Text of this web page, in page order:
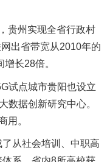
贵州实现全省行政村
出省带宽从2010年的
长28倍。
试点城市贵阳也设立
数据创新研究中心。
用。
从社会培训、中职高